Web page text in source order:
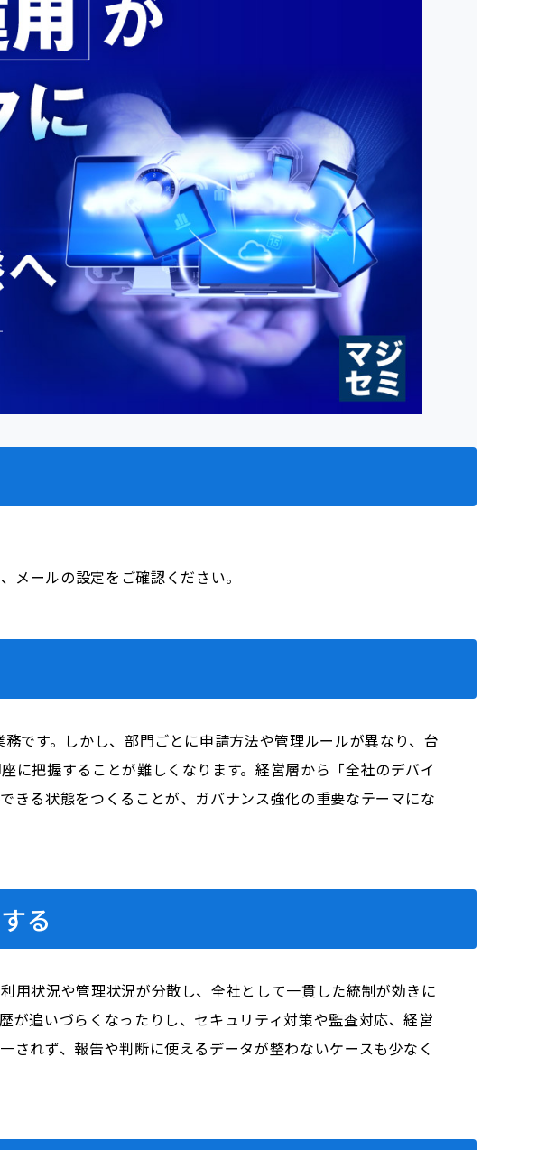
ールの設定をご確認ください。
です。しかし、部門ごとに申請方法や管理ルールが異なり、台
に把握することが難しくなります。経営層から「全社のデバイ
きる状態をつくることが、ガバナンス強化の重要なテーマにな
る
用状況や管理状況が分散し、全社として一貫した統制が効きに
が追いづらくなったりし、セキュリティ対策や監査対応、経営
れず、報告や判断に使えるデータが整わないケースも少なく